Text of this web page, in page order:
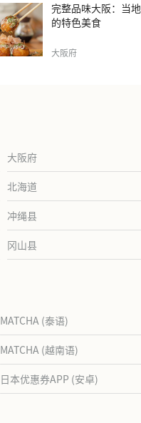
完整品味大阪：当
的特色美食
大阪府
大阪府
北海道
冲绳县
冈山县
MATCHA (泰语)
MATCHA (越南语)
日本优惠券APP (安卓)